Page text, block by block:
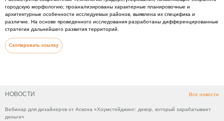
НОВОСТИ Все новости
Вебинар для дизайнеров от Аскона «Хоумстейджинг: декор, который зарабатывает
деньги»
городскую морфологию; проанализированы характерные планировочные и
архитектурные особенности исследуемых районов, выявлена их специфика и
различие. На основе проведенного исследования разработаны дифференцированные
стратегии дальнейшего развития территорий.
Скопировать ссылку